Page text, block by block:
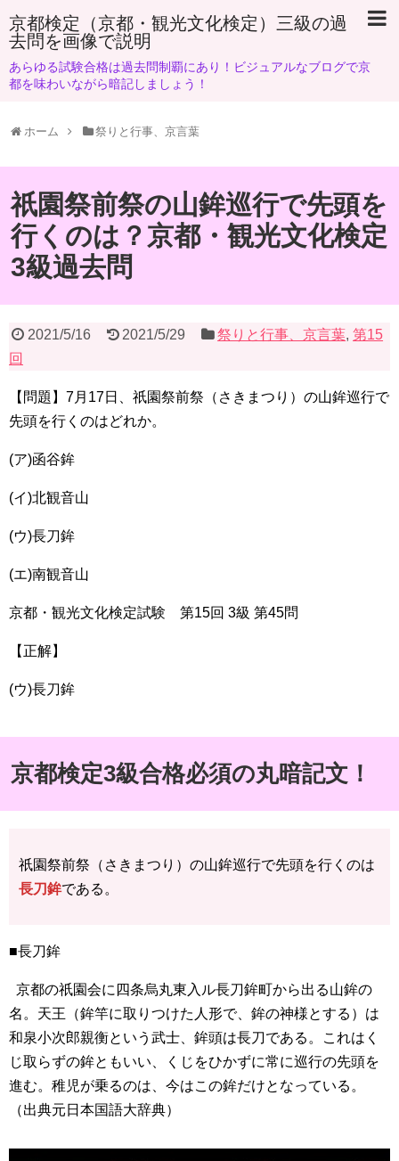
京都検定（京都・観光文化検定）三級の過
去問を画像で説明
あらゆる試験合格は過去問制覇にあり！ビジュアルなブログで京
都を味わいながら暗記しましょう！
ホーム 祭りと行事、京言葉
祇園祭前祭の山鉾巡行で先頭を
行くのは？京都・観光文化検定
3級過去問
2021/5/16 2021/5/29 祭りと行事、京言葉,第15
回
【問題】7月17日、祇園祭前祭（さきまつり）の山鉾巡行で
先頭を行くのはどれか。
(ア)函谷鉾
(イ)北観音山
(ウ)長刀鉾
(エ)南観音山
京都・観光文化検定試験 第15回 3級 第45問
【正解】
(ウ)長刀鉾
京都検定3級合格必須の丸暗記文！
祇園祭前祭（さきまつり）の山鉾巡行で先頭を行くのは
長刀鉾である。
■長刀鉾
京都の祇園会に四条烏丸東入ル長刀鉾町から出る山鉾の
名。天王（鉾竿に取りつけた人形で、鉾の神様とする）は
和泉小次郎親衡という武士、鉾頭は長刀である。これはく
じ取らずの鉾ともいい、くじをひかずに常に巡行の先頭を
進む。稚児が乗るのは、今はこの鉾だけとなっている。
（出典元日本国語大辞典）